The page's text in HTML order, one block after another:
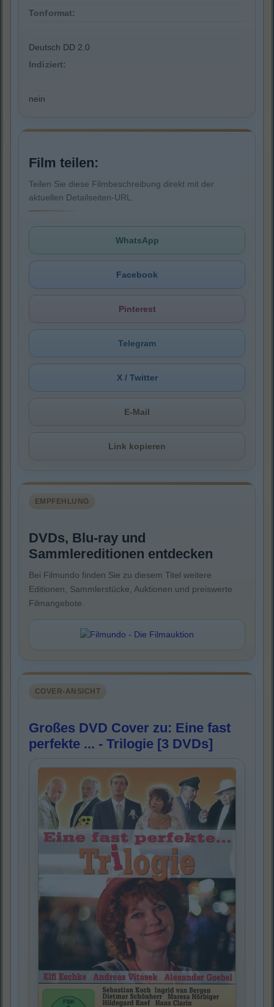
Tonformat:
Deutsch DD 2.0
Indiziert:
nein
Film teilen:
Teilen Sie diese Filmbeschreibung direkt mit der
aktuellen Detailseiten-URL.
WhatsApp
Facebook
Pinterest
Telegram
X / Twitter
E-Mail
Link kopieren
EMPFEHLUNG
DVDs, Blu-ray und
Sammlereditionen entdecken
Bei Filmundo finden Sie zu diesem Titel weitere
Editionen, Sammlerstücke, Auktionen und preiswerte
Filmangebote.
COVER-ANSICHT
Großes DVD Cover zu: Eine fast
perfekte ... - Trilogie [3 DVDs]